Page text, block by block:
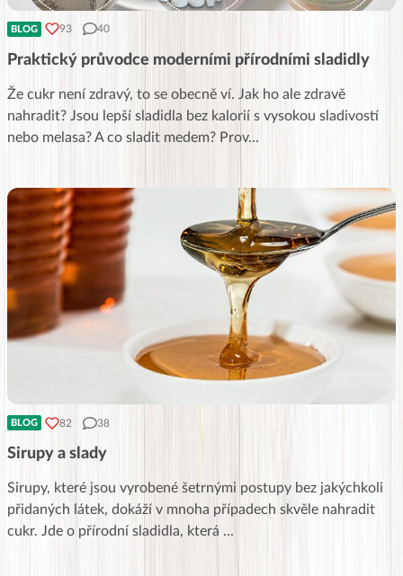
BLOG 93 40
Praktický průvodce moderními přírodními sladidly
Že cukr není zdravý, to se obecně ví. Jak ho ale zdravě
nahradit? Jsou lepší sladidla bez kalorií s vysokou sladivostí
nebo melasa? A co sladit medem? Prov...
BLOG 82 38
Sirupy a slady
Sirupy, které jsou vyrobené šetrnými postupy bez jakýchkoli
přidaných látek, dokáží v mnoha případech skvěle nahradit
cukr. Jde o přírodní sladidla, která ...